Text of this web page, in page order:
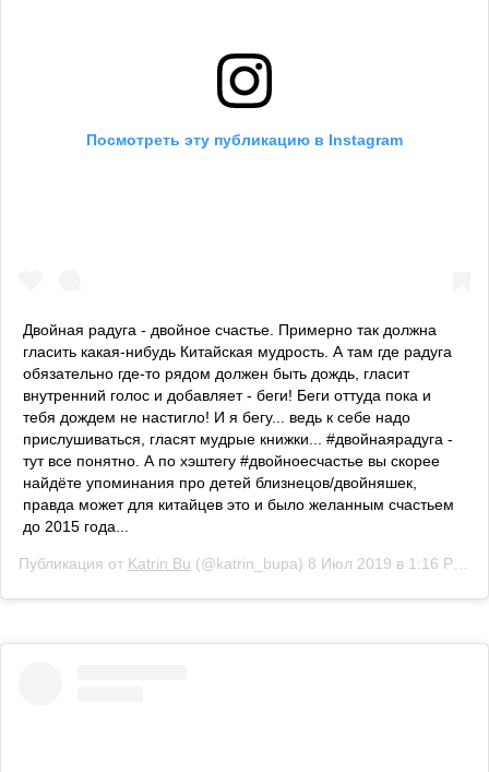
Посмотреть эту публикацию в Instagram
Двойная радуга - двойное счастье. Примерно так должна
гласить какая-нибудь Китайская мудрость. А там где радуга
обязательно где-то рядом должен быть дождь, гласит
внутренний голос и добавляет - беги! Беги оттуда пока и
тебя дождем не настигло! И я бегу... ведь к себе надо
прислушиваться, гласят мудрые книжки... #двойнаярадуга -
тут все понятно. А по хэштегу #двойноесчастье вы скорее
найдёте упоминания про детей близнецов/двойняшек,
правда может для китайцев это и было желанным счастьем
до 2015 года...
Публикация от Katrin Bu (@katrin_bupa) 8 Июл 2019 в 1:16 PDT